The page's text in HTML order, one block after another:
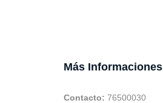
Más Informaciones
Contacto: 76500030